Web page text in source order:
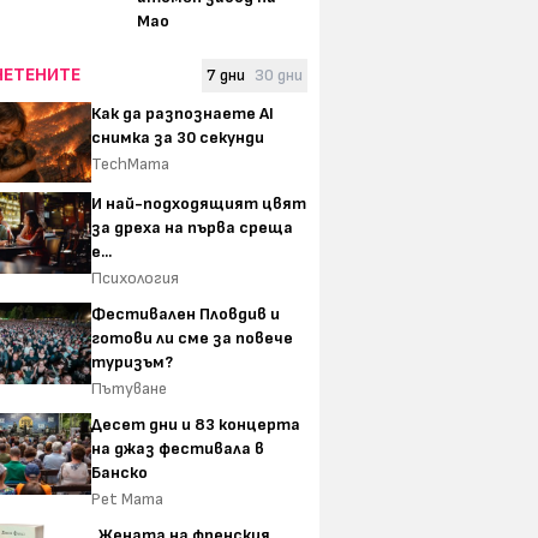
Мао
7 дни 30 дни
Как да разпознаете AI
снимка за 30 секунди
TechMama
И най-подходящият цвят
за дреха на първа среща
е...
Психология
Фестивален Пловдив и
готови ли сме за повече
туризъм?
Пътуване
Десет дни и 83 концерта
на джаз фестивала в
Банско
Pet Mama